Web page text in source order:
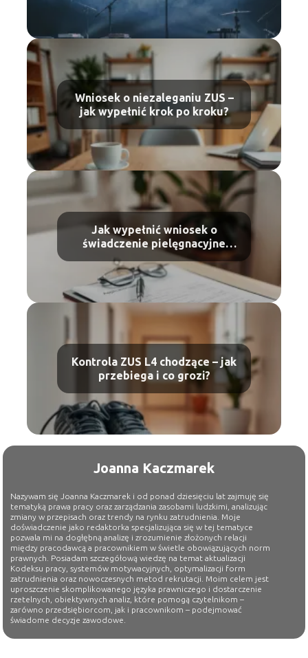
Wniosek o niezaleganiu ZUS –
jak wypełnić krok po kroku?
Jak wypełnić wniosek o
świadczenie pielęgnacyjne
wzór i instrukcja
Kontrola ZUS L4 chodzące – jak
przebiega i co grozi?
Joanna Kaczmarek
Nazywam się Joanna Kaczmarek i od ponad dziesięciu lat zajmuję się
tematyką prawa pracy oraz zarządzania zasobami ludzkimi, analizując
zmiany w przepisach oraz trendy na rynku zatrudnienia. Moje
doświadczenie jako redaktorka specjalizująca się w tej tematyce
pozwala mi na dogłębną analizę i zrozumienie złożonych relacji
między pracodawcą a pracownikiem w świetle obowiązujących norm
prawnych. Posiadam szczegółową wiedzę na temat aktualizacji
Kodeksu pracy, systemów motywacyjnych, optymalizacji form
zatrudnienia oraz nowoczesnych metod rekrutacji. Moim celem jest
uproszczenie skomplikowanego języka prawniczego i dostarczenie
rzetelnych, obiektywnych analiz, które pomogą czytelnikom –
zarówno przedsiębiorcom, jak i pracownikom – podejmować
świadome decyzje zawodowe.